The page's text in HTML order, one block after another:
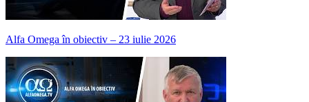
Alfa Omega în obiectiv – 23 iulie 2026